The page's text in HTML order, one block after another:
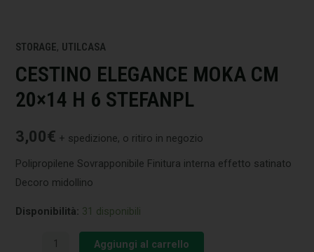
STORAGE, UTILCASA
CESTINO ELEGANCE MOKA CM
20×14 H 6 STEFANPL
3,00€ + spedizione, o ritiro in negozio
Polipropilene Sovrapponibile Finitura interna effetto satinato
Decoro midollino
Disponibilità: 31 disponibili
Aggiungi al carrello